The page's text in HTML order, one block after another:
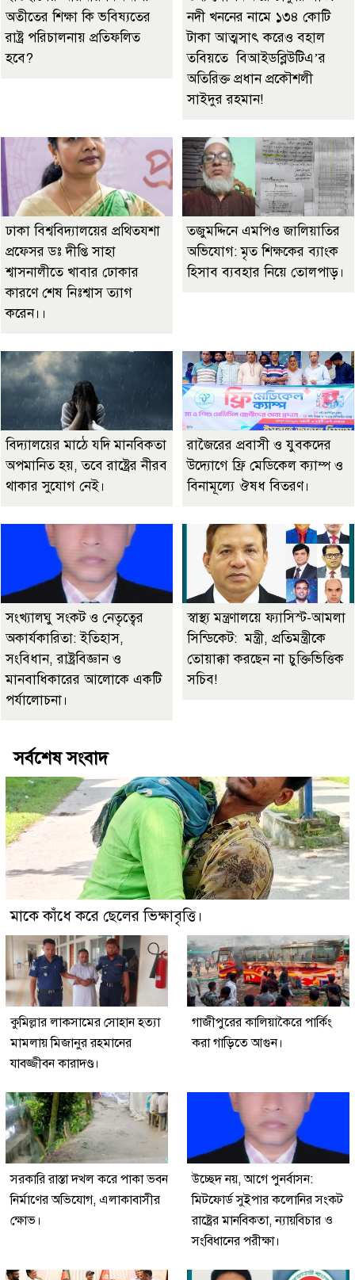
অতীতের শিক্ষা কি ভবিষ্যতের
রাষ্ট্র পরিচালনায় প্রতিফলিত
হবে?
নদী খননের নামে ১৩৪ কোটি
টাকা আত্মসাৎ করেও বহাল
তবিয়তে বিআইডব্লিউটিএ’র
অতিরিক্ত প্রধান প্রকৌশলী
সাইদুর রহমান!
ঢাকা বিশ্ববিদ্যালয়ের প্রথিতযশা
প্রফেসর ডঃ দীপ্তি সাহা
শ্বাসনালীতে খাবার ঢোকার
কারণে শেষ নিঃশ্বাস ত্যাগ
করেন।।
তজুমদ্দিনে এমপিও জালিয়াতির
অভিযোগ: মৃত শিক্ষকের ব্যাংক
হিসাব ব্যবহার নিয়ে তোলপাড়।
বিদ্যালয়ের মাঠে যদি মানবিকতা
অপমানিত হয়, তবে রাষ্ট্রের নীরব
থাকার সুযোগ নেই।
রাজৈরের‌ প্রবাসী ও যুবকদের
উদ্যোগে ফ্রি মেডিকেল ক্যাম্প ও
বিনামূল্যে ঔষধ বিতরণ।
সংখ্যালঘু সংকট ও নেতৃত্বের
অকার্যকারিতা: ইতিহাস,
সংবিধান, রাষ্ট্রবিজ্ঞান ও
মানবাধিকারের আলোকে একটি
পর্যালোচনা।
স্বাস্থ্য মন্ত্রণালয়ে ফ্যাসিস্ট-আমলা
সিন্ডিকেট: মন্ত্রী, প্রতিমন্ত্রীকে
তোয়াক্কা করছেন না চুক্তিভিত্তিক
সচিব!
সর্বশেষ সংবাদ
মাকে কাঁধে করে ছেলের ভিক্ষাবৃত্তি।
কুমিল্লার লাকসামের সোহান হত্যা
মামলায় মিজানুর রহমানের
যাবজ্জীবন কারাদণ্ড।
গাজীপুরের কালিয়াকৈরে পার্কিং
করা গাড়িতে আগুন।
সরকারি রাস্তা দখল করে পাকা ভবন
নির্মাণের অভিযোগ, এলাকাবাসীর
ক্ষোভ।
উচ্ছেদ নয়, আগে পুনর্বাসন:
মিটফোর্ড সুইপার কলোনির সংকট
রাষ্ট্রের মানবিকতা, ন্যায়বিচার ও
সংবিধানের পরীক্ষা।